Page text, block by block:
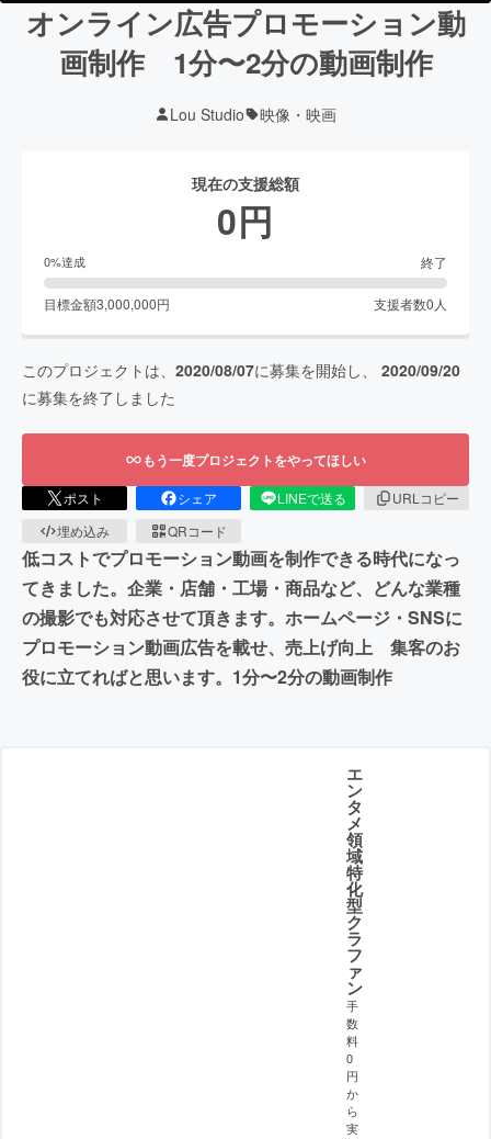
オンライン広告プロモーション動
画制作 1分〜2分の動画制作
Lou Studio 映像・映画
現在の支援総額
0円
0%達成 終了
目標金額3,000,000円 支援者数0 人
このプロジェクトは、 2020/08/07に募集を開始し、 2020/09/20
に募集を終了しました
もう一度プロジェクトをやってほしい
ポスト シェア LINEで送る
URLコピー
埋め込み
QRコード
低コストでプロモーション動画を制作できる時代になっ
てきました。企業・店舗・工場・商品など、どんな業種
の撮影でも対応させて頂きます。ホームページ・SNSに
プロモーション動画広告を載せ、売上げ向上 集客のお
役に立てればと思います。1分〜2分の動画制作
エ
ン
タ
メ
領
域
特
化
型
ク
ラ
フ
ァ
ン
手
数
料
0
円
か
ら
実